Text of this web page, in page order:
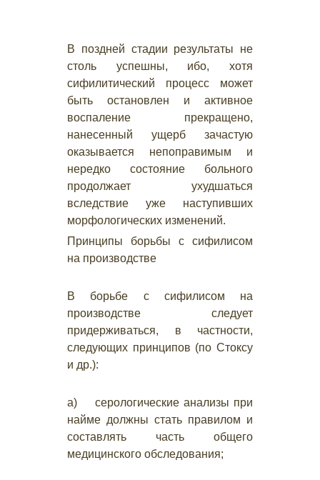
В поздней стадии результаты не
столь успешны, ибо, хотя
сифилитический процесс может
быть остановлен и активное
воспаление прекращено,
нанесенный ущерб зачастую
оказывается непоправимым и
нередко состояние больного
продолжает ухудшаться
вследствие уже наступивших
морфологических изменений.
Принципы борьбы с сифилисом
на производстве
В борьбе с сифилисом на
производстве следует
придерживаться, в частности,
следующих принципов (по Стоксу
и др.):
а) серологические анализы при
найме должны стать правилом и
составлять часть общего
медицинского обследования;